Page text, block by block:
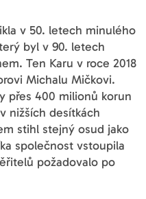
v 50. letech minulého
byl v 90. letech
Ten Karu v roce 2018
Michalu Mičkovi.
přes 400 milionů korun
nižších desítkách
stihl stejný osud jako
společnost vstoupila
požadovalo po